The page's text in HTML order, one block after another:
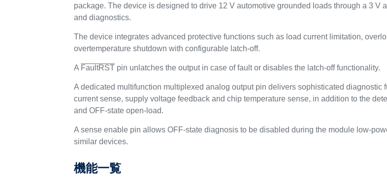
package. The device is designed to drive 12 V automotive grounded loads through a 3 V
and diagnostics.
The device integrates advanced protective functions such as load current limitation,
overtemperature shutdown with configurable latch-off.
A FaultRST pin unlatches the output in case of fault or disables the latch-off functionality.
A dedicated multifunction multiplexed analog output pin delivers sophisticated
current sense, supply voltage feedback and chip temperature sense, in addition to the
and OFF-state open-load.
A sense enable pin allows OFF-state diagnosis to be disabled during the module low-
similar devices.
機能一覧